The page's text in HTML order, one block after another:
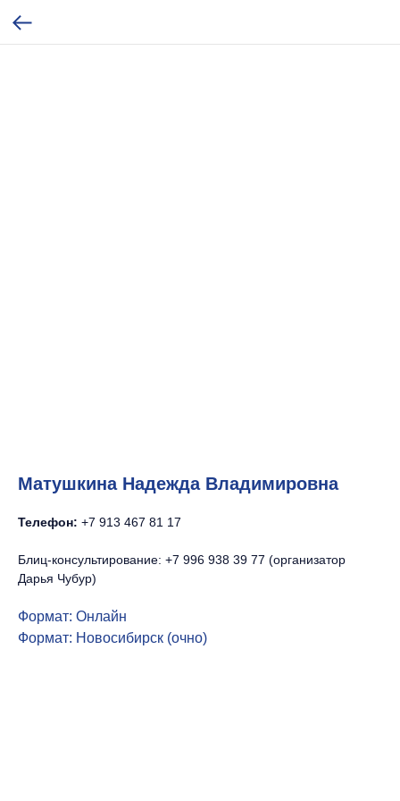
Матушкина Надежда Владимировна
Телефон: +7 913 467 81 17
Блиц-консультирование: +7 996 938 39 77 (организатор
Дарья Чубур)
Формат: Онлайн
Формат: Новосибирск (очно)